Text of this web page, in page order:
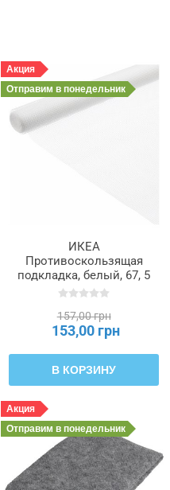
Акция
Отправим в понедельник
ИКЕА
Противоскользящая
подкладка, белый, 67, 5
x 200 см STOPP СТОП,
157,00 грн
153,00 грн
В КОРЗИНУ
Акция
Отправим в понедельник